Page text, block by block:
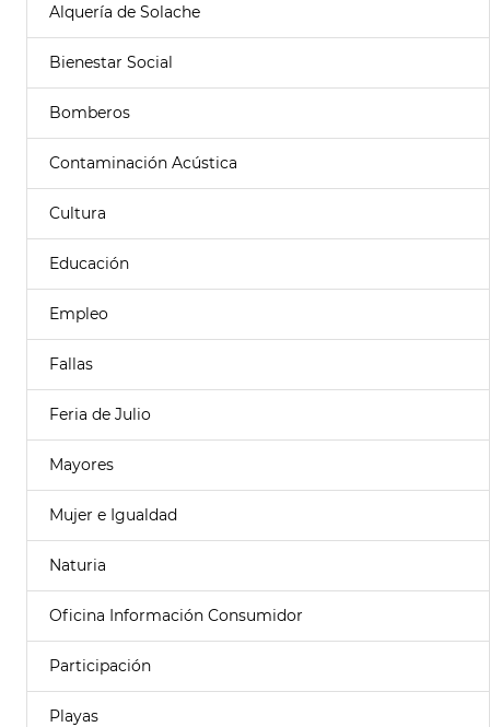
Alquería de Solache
Bienestar Social
Bomberos
Contaminación Acústica
Cultura
Educación
Empleo
Fallas
Feria de Julio
Mayores
Mujer e Igualdad
Naturia
Oficina Información Consumidor
Participación
Playas